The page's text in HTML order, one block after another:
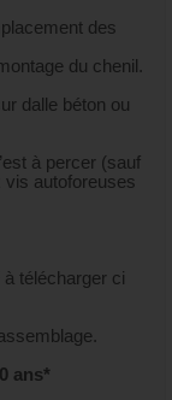
des
du chenil.
dalle béton ou
à percer (sauf
vis autoforeuses
à télécharger ci
ans*